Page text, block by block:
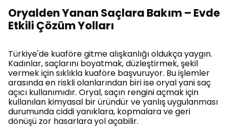
Oryalden Yanan Saçlara Bakım – Evde
Etkili Çözüm Yolları
Türkiye'de kuaföre gitme alışkanlığı oldukça yaygın.
Kadınlar, saçlarını boyatmak, düzleştirmek, şekil
vermek için sıklıkla kuaföre başvuruyor. Bu işlemler
arasında en riskli olanlarından biri ise oryal yani saç
açıcı kullanımıdır. Oryal, saçın rengini açmak için
kullanılan kimyasal bir üründür ve yanlış uygulanması
durumunda ciddi yanıklara, kopmalara ve geri
dönüşü zor hasarlara yol açabilir.